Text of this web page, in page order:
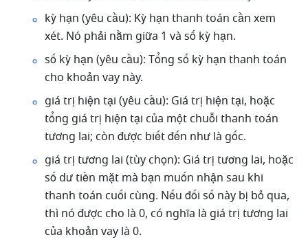
kỳ hạn (yêu cầu): Kỳ hạn thanh toán cần xem
xét. Nó phải nằm giữa 1 và số kỳ hạn.
số kỳ hạn (yêu cầu): Tổng số kỳ hạn thanh toán
cho khoản vay này.
giá trị hiện tại (yêu cầu): Giá trị hiện tại, hoặc
tổng giá trị hiện tại của một chuỗi thanh toán
tương lai; còn được biết đến như là gốc.
giá trị tương lai (tùy chọn): Giá trị tương lai, hoặc
số dư tiền mặt mà bạn muốn nhận sau khi
thanh toán cuối cùng. Nếu đối số này bị bỏ qua,
thì nó được cho là 0, có nghĩa là giá trị tương lai
của khoản vay là 0.